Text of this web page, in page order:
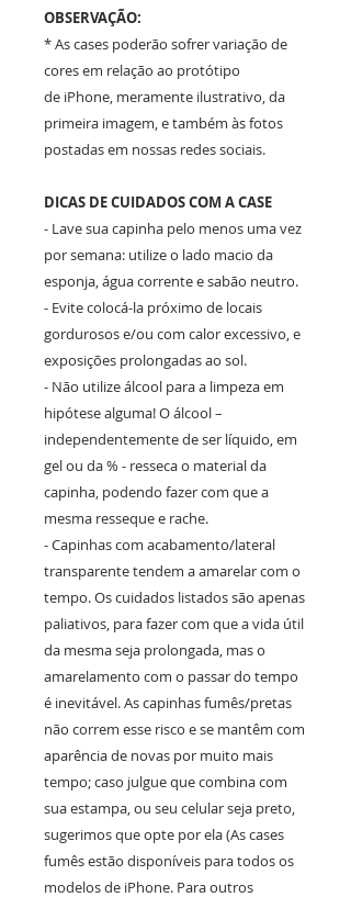
OBSERVAÇÃO:
* As cases poderão sofrer variação de
cores em relação ao protótipo
de iPhone, meramente ilustrativo, da
primeira imagem, e também às fotos
postadas em nossas redes sociais.
DICAS DE CUIDADOS COM A CASE
- Lave sua capinha pelo menos uma vez
por semana: utilize o lado macio da
esponja, água corrente e sabão neutro.
- Evite colocá-la próximo de locais
gordurosos e/ou com calor excessivo, e
exposições prolongadas ao sol.
- Não utilize álcool para a limpeza em
hipótese alguma! O álcool –
independentemente de ser líquido, em
gel ou da % - resseca o material da
capinha, podendo fazer com que a
mesma resseque e rache.
- Capinhas com acabamento/lateral
transparente tendem a amarelar com o
tempo. Os cuidados listados são apenas
paliativos, para fazer com que a vida útil
da mesma seja prolongada, mas o
amarelamento com o passar do tempo
é inevitável. As capinhas fumês/pretas
não correm esse risco e se mantêm com
aparência de novas por muito mais
tempo; caso julgue que combina com
sua estampa, ou seu celular seja preto,
sugerimos que opte por ela (As cases
fumês estão disponíveis para todos os
modelos de iPhone. Para outros